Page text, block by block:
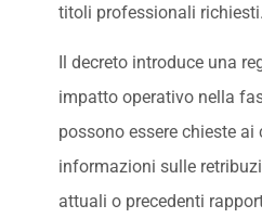
titoli professionali richiesti.
Il decreto introduce una
impatto operativo nella
possono essere chieste ai
informazioni sulle
attuali o precedenti